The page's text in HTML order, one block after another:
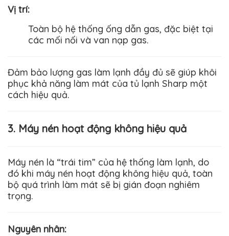
Vị trí:
Toàn bộ hệ thống ống dẫn gas, đặc biệt tại
các mối nối và van nạp gas.
Đảm bảo lượng gas làm lạnh đầy đủ sẽ giúp khôi
phục khả năng làm mát của tủ lạnh Sharp một
cách hiệu quả.
3. Máy nén hoạt động không hiệu quả
Máy nén là “trái tim” của hệ thống làm lạnh, do
đó khi máy nén hoạt động không hiệu quả, toàn
bộ quá trình làm mát sẽ bị gián đoạn nghiêm
trọng.
Nguyên nhân: